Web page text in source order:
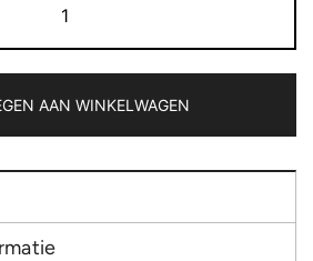
bamboe
lader
aantal
AAN WINKELWAGEN